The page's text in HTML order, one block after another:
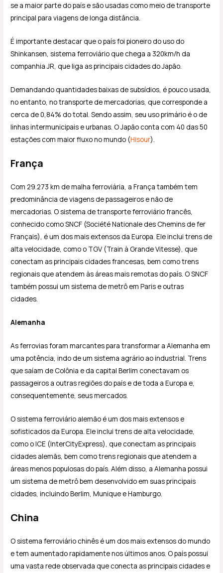
se a maior parte do país e são usadas como meio de transporte
principal para viagens de longa distância.
É importante destacar que o país foi pioneiro do uso do
Shinkansen, sistema ferroviário que chega a 320km/h da
companhia JR, que liga as principais cidades do Japão.
Demandando quantidades baixas de subsídios, é pouco usada,
no entanto, no transporte de mercadorias, que corresponde a
cerca de 0,84% do total. Sendo assim, seu uso primário é o de
linhas intermunicipais e urbanas. O Japão conta com 40 das 50
estações com maior fluxo no mundo (Hisour).
França
Com 29.273 km de malha ferroviária, a França também tem
predominância de viagens de passageiros e não de
mercadorias. O sistema de transporte ferroviário francês,
conhecido como SNCF (Société Nationale des Chemins de fer
Français), é um dos mais extensos da Europa. Ele inclui trens de
alta velocidade, como o TGV (Train à Grande Vitesse), que
conectam as principais cidades francesas, bem como trens
regionais que atendem às áreas mais remotas do país. O SNCF
também possui um sistema de metrô em Paris e outras
cidades.
Alemanha
As ferrovias foram marcantes para transformar a Alemanha em
uma potência, indo de um sistema agrário ao industrial. Trens
que saíam de Colônia e da capital Berlim conectavam os
passageiros a outras regiões do país e de toda a Europa e,
consequentemente, seus mercados.
O sistema ferroviário alemão é um dos mais extensos e
sofisticados da Europa. Ele inclui trens de alta velocidade,
como o ICE (InterCityExpress), que conectam as principais
cidades alemãs, bem como trens regionais que atendem a
áreas menos populosas do país. Além disso, a Alemanha possui
um sistema de metrô bem desenvolvido em suas principais
cidades, incluindo Berlim, Munique e Hamburgo.
China
O sistema ferroviário chinês é um dos mais extensos do mundo
e tem aumentado rapidamente nos últimos anos. O país possui
uma vasta rede observada que conecta as principais cidades e